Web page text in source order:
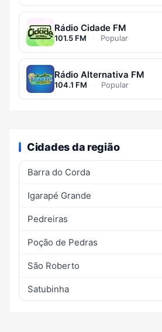
Rádio Cidade FM
101.5 FM · Popular
Rádio Alternativa FM
104.1 FM · Popular
Cidades da região
Barra do Corda
Igarapé Grande
Pedreiras
Poção de Pedras
São Roberto
Satubinha